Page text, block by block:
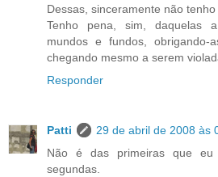
Dessas, sinceramente não tenho
Tenho pena, sim, daquelas
mundos e fundos, obrigando-
chegando mesmo a serem
Responder
Patti
29 de abril de 2008 às
Não é das primeiras que
segundas.